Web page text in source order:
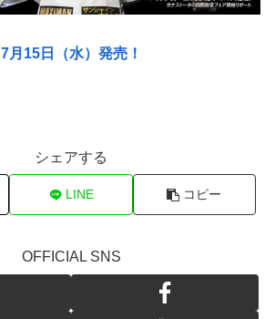
7月15日（水）発売！
シェアする
LINE コピー
OFFICIAL SNS